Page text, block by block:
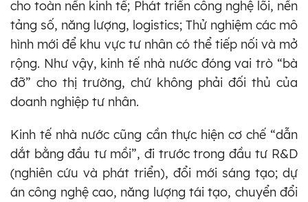
cho toàn nền kinh tế; Phát triển công nghệ lõi, nền
tảng số, năng lượng, logistics; Thử nghiệm các mô
hình mới để khu vực tư nhân có thể tiếp nối và mở
rộng. Như vậy, kinh tế nhà nước đóng vai trò “bà
đỡ” cho thị trường, chứ không phải đối thủ của
doanh nghiệp tư nhân.
Kinh tế nhà nước cũng cần thực hiện cơ chế “dẫn
dắt bằng đầu tư mồi”, đi trước trong đầu tư R&D
(nghiên cứu và phát triển), đổi mới sáng tạo; dự
án công nghệ cao, năng lượng tái tạo, chuyển đổi